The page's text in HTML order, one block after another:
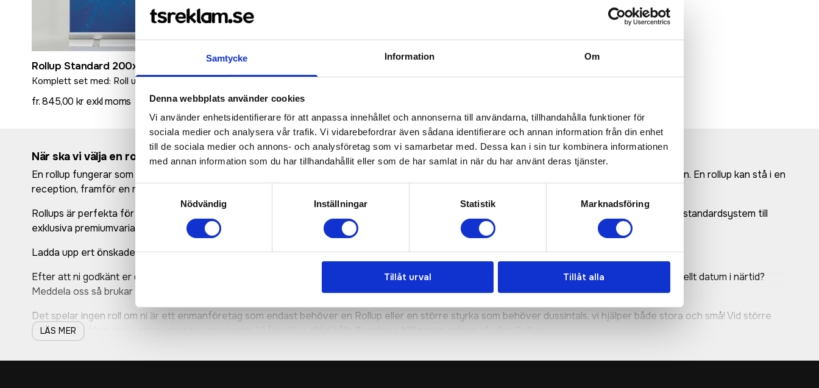
Samtycke Information Om
Denna webbplats använder cookies
Vi använder enhetsidentifierare för att anpassa innehållet och annonserna till användarna, tillhandahålla funktioner för
sociala medier och analysera vår trafik. Vi vidarebefordrar även sådana identifierare och annan information från din enhet
till de sociala medier och annons- och analysföretag som vi samarbetar med. Dessa kan i sin tur kombinera informationen
med annan information som du har tillhandahållit eller som de har samlat in när du har använt deras tjänster.
Samtyckesval
Nödvändig
Inställningar Statistik Marknadsföring
Tillåt urval Tillåt alla
Rollup Standard 200x85 cm
Komplett set med: Roll up med tryck,
fr. 845,00 kr exkl moms
Rollup Premium 200x85 cm
Komplett set med: Roll up med tryck,
slitstark bärväska i nylon.
fr. 995,00 kr exkl moms
Komplett set med: Roll up med tryck,
När ska vi välja en rollup?
En rollup fungerar som en reklampelare. Denna till skillnad mot en beachflagga betraktas på närmare håll och kan därmed innehålla mer information. En rollup kan stå i en
reception, framför en monter på en mässa eller varför inte som en gatupratare utanför lokalen.
Rollups är perfekta för både företag och föreningar när de vill ha en portabel "skylt" med högkvalitativt tryck. Vi erbjuder allt från prisvärda, billiga standardsystem till
exklusiva premiumvarianter i högre hållbarhet.
Ladda upp ert önskade tryck i kassan så ordnar vi en designskiss så ni ser hur er rollup blir. Helt gratis!
Efter att ni godkänt er designskiss trycker vi er Rollup och levererar snabbt över hela Sverige till ett billigt pris. Behöver ni rollupen innan ett speciellt datum i närtid?
Meddela oss så brukar vi kunna ordna expressfrakt på bara några dagar!
Det spelar ingen roll om ni är ett enmanföretag som endast behöver en Rollup eller en större styrka som behöver dussintals, vi hjälper både stora och små! Vid större
volymer 10+ får ni dock ett mycket bra styckepris. Vi försöker alltid hålla
Sveriges billigaste priser på våra Rollups.
LÄS MER